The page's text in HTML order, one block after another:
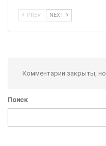
PREV NEXT
Комментарии закрыты, но
Поиск